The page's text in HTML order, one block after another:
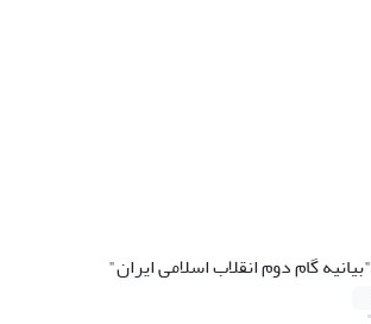
"بیانیه گام دوم انقلاب اسلامی ایران"